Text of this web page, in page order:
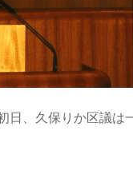
、久保りか区議は